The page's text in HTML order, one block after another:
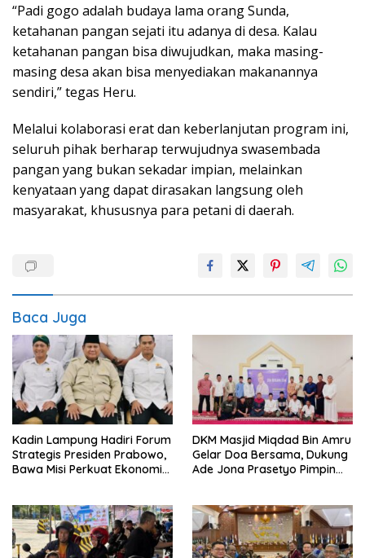
“Padi gogo adalah budaya lama orang Sunda,
ketahanan pangan sejati itu adanya di desa. Kalau
ketahanan pangan bisa diwujudkan, maka masing-
masing desa akan bisa menyediakan makanannya
sendiri,” tegas Heru.
Melalui kolaborasi erat dan keberlanjutan program ini,
seluruh pihak berharap terwujudnya swasembada
pangan yang bukan sekadar impian, melainkan
kenyataan yang dapat dirasakan langsung oleh
masyarakat, khususnya para petani di daerah.
Baca Juga
Kadin Lampung Hadiri Forum
Strategis Presiden Prabowo,
Bawa Misi Perkuat Ekonomi
DKM Masjid Miqdad Bin Amru
Gelar Doa Bersama, Dukung
Ade Jona Prasetyo Pimpin